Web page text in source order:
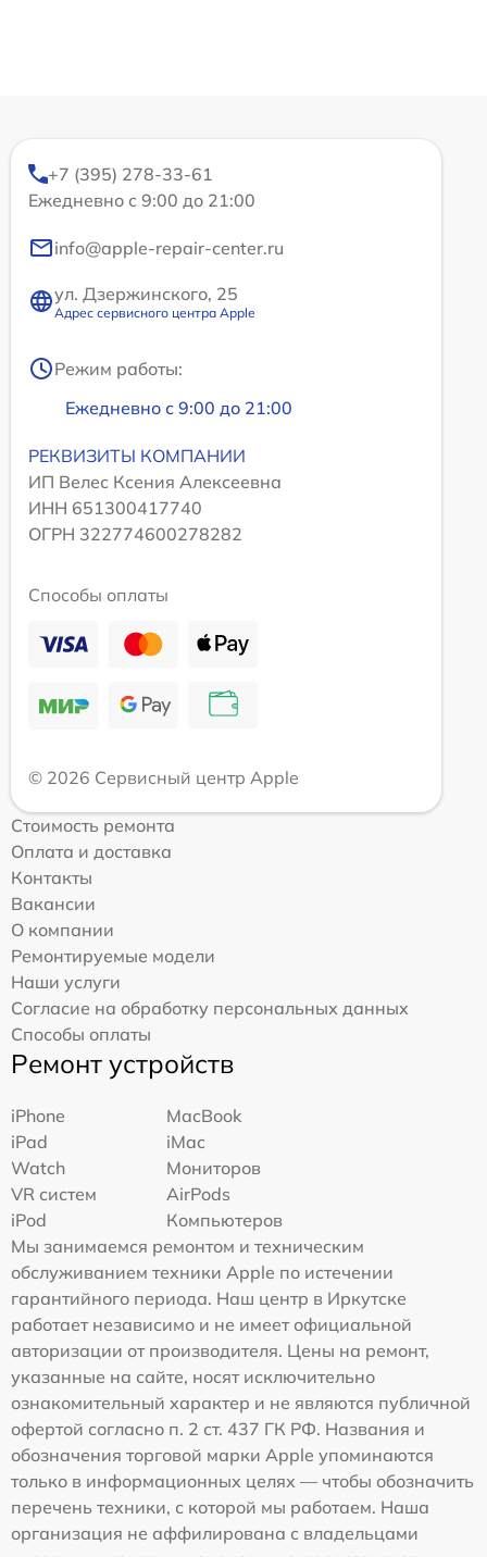
+7 (395) 278-33-61
Ежедневно с 9:00 до 21:00
info@apple-repair-center.ru
ул. Дзержинского, 25
Адрес сервисного центра Apple
Режим работы:
Ежедневно с 9:00 до 21:00
РЕКВИЗИТЫ КОМПАНИИ
ИП Велес Ксения Алексеевна
ИНН 651300417740
ОГРН 322774600278282
Способы оплаты
© 2026 Сервисный центр Apple
Стоимость ремонта
Оплата и доставка
Контакты
Вакансии
О компании
Ремонтируемые модели
Наши услуги
Согласие на обработку персональных данных
Способы оплаты
Ремонт устройств
iPhone
MacBook
iPad
iMac
Watch
Мониторов
VR систем
AirPods
iPod
Компьютеров
Мы занимаемся ремонтом и техническим
обслуживанием техники Apple по истечении
гарантийного периода. Наш центр в Иркутске
работает независимо и не имеет официальной
авторизации от производителя. Цены на ремонт,
указанные на сайте, носят исключительно
ознакомительный характер и не являются публичной
офертой согласно п. 2 ст. 437 ГК РФ. Названия и
обозначения торговой марки Apple упоминаются
только в информационных целях — чтобы обозначить
перечень техники, с которой мы работаем. Наша
организация не аффилирована с владельцами